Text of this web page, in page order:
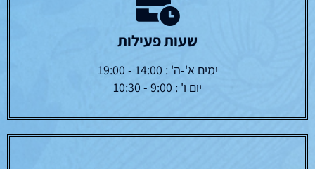
שעות פעילות
ימים א'-ה' : 14:00 - 19:00
יום ו' : 9:00 - 10:30